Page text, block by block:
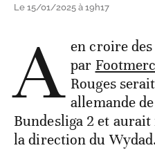
Le 15/01/2025 à 19h17
A en croire
par
Rouges
allemande
Bundesliga 2 et
la direction du